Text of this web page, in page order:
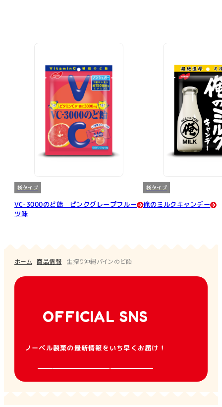
袋タイプ
VC-3000のど飴 ピンクグレープフルー
ツ味
袋タイプ
俺のミルクキャンデー
ホーム 商品情報 生搾り沖縄パインのど飴
OFFICIAL SNS
ノーベル製菓の最新情報をいち早くお届け！